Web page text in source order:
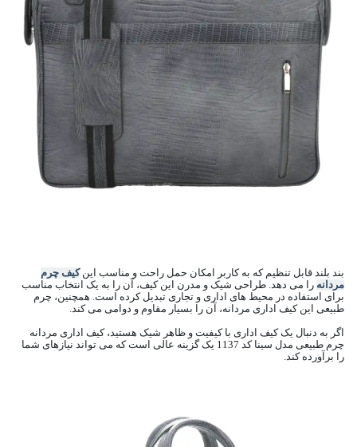
بند بلند قابل تنظیم که به کاربر امکان حمل راحت و مناسب اینکیف چرم
مردانه را می دهد. طراحی شیک و مدرن این کیف، آن را به یک انتخاب مناسب
برای استفاده در محیط های اداری و تجاری تبدیل کرده است. همچنین، چرم
طبیعی این کیف اداری مردانه، آن را بسیار مقاوم و دوامی می کند.
اگر به دنبال یک کیف اداری با کیفیت و ظاهر شیک هستید، کیف اداری مردانه
چرم طبیعی مدل سینا کد 1137 یک گزینه عالی است که می تواند نیازهای شما
را برآورده کند.